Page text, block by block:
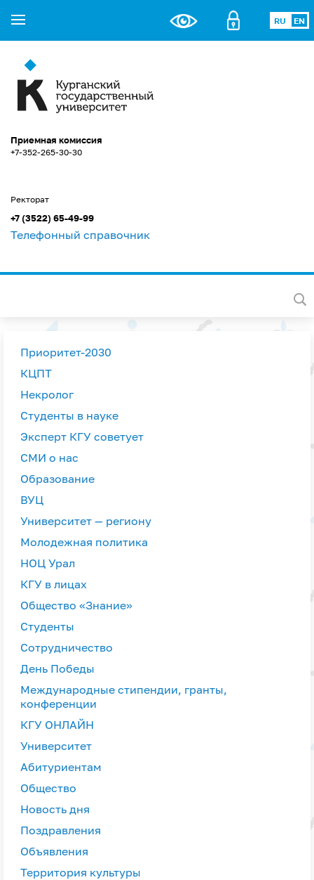
RU EN
Приемная комиссия
+7-352-265-30-30
Ректорат
+7 (3522) 65-49-99
Телефонный справочник
Приоритет-2030
КЦПТ
Некролог
Студенты в науке
Эксперт КГУ советует
СМИ о нас
Образование
ВУЦ
Университет — региону
Молодежная политика
НОЦ Урал
КГУ в лицах
Общество «Знание»
Студенты
Сотрудничество
День Победы
Международные стипендии, гранты,
конференции
КГУ ОНЛАЙН
Университет
Абитуриентам
Общество
Новость дня
Поздравления
Объявления
Территория культуры